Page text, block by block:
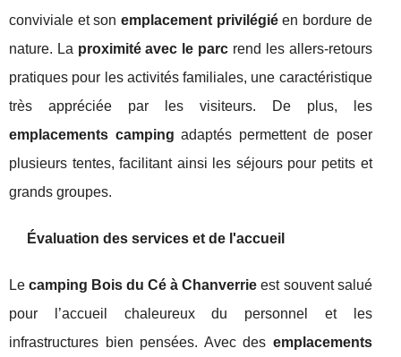
conviviale et son emplacement privilégiéen bordure de
nature. La proximité avec le parc rend les allers-retours
pratiques pour les activités familiales, une caractéristique
très appréciée par les visiteurs. De plus, les
emplacements camping adaptés permettent de poser
plusieurs tentes, facilitant ainsi les séjours pour petits et
grands groupes.
Évaluation des services et de l'accueil
Lecamping Bois du Cé à Chanverrie est souvent salué
pour l’accueil chaleureux du personnel et les
infrastructures bien pensées. Avec des emplacements